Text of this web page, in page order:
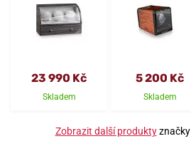
23 990 Kč
Skladem
5 200 Kč
Skladem
Zobrazit další produktyznačky